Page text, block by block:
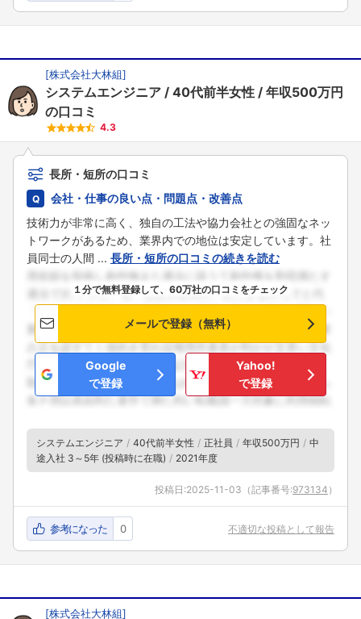
[株式会社大林組]
システムエンジニア 40代前半女性
年収500万円
の口コミ
4.3
長所・短所の口コミ
会社・仕事の良い点・問題点・改善点
技術力が非常に高く、独自の工法や協力会社との強固なネッ
トワークがあるため、業界内での地位は安定しています。社
員同士の人間 ... 長所・短所の口コミの続きを読む
１分で無料登録して、60万社の口コミをチェック
メールで登録（無料）
Google
で登録
Yahoo!
で登録
システムエンジニア 40代前半女性 正社員 年収500万円
中
途入社 3～5年 (投稿時に在職)
2021年度
投稿日:2025-11-03 （記事番号:973134 ）
参考になった 0 不適切な投稿として報告
[株式会社大林組]